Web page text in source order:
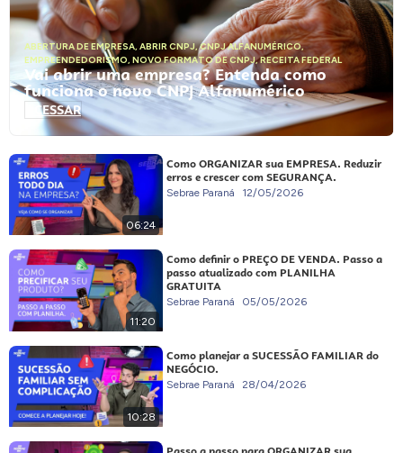
ABERTURA DE EMPRESA, ABRIR CNPJ,CNPJ ALFANUMÉRICO,
EMPREENDEDORISMO, NOVO FORMATO DE CNPJ,RECEITA FEDERAL
Vai abrir uma empresa? Entenda como
funciona o novo CNPJ Alfanumérico
ACESSAR
06:24
Como ORGANIZAR sua EMPRESA. Reduzir
erros e crescer com SEGURANÇA.
Sebrae Paraná 12/05/2026
11:20
Como definir o PREÇO DE VENDA. Passo a
passo atualizado com PLANILHA
GRATUITA
Sebrae Paraná 05/05/2026
10:28
Como planejar a SUCESSÃO FAMILIAR do
NEGÓCIO.
Sebrae Paraná 28/04/2026